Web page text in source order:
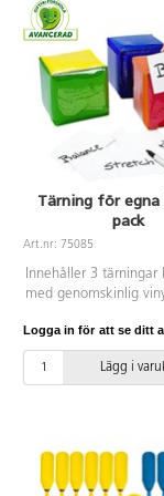
Tärning för egna
pack
Art.nr: 75085
Innehåller 3 tärningar
med genomskinlig
ett kort som du
plasten. Roligt och
för både
och klasslärare stora
Från 3 år.
Logga in för att se ditt
Lägg i